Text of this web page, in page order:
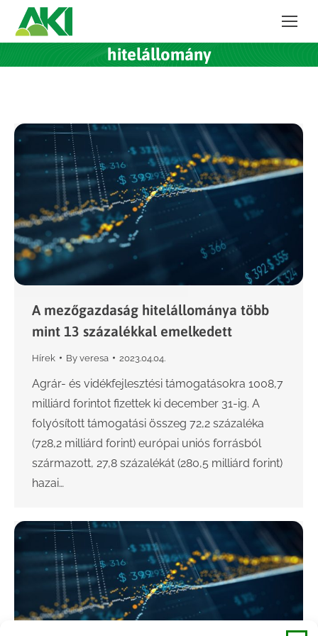
hitelállomány
A mezőgazdaság hitelállománya több
mint 13 százalékkal emelkedett
Hírek By veresa 2023.04.04.
Agrár- és vidékfejlesztési támogatásokra 1008,7
milliárd forintot fizettek ki december 31-ig. A
folyósított támogatási összeg 72,2 százaléka
(728,2 milliárd forint) európai uniós forrásból
származott, 27,8 százalékát (280,5 milliárd forint)
hazai…